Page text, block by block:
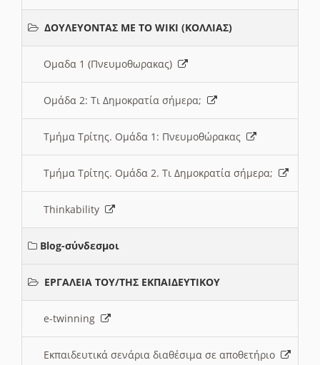
ΔΟΥΛΕΥΟΝΤΑΣ ΜΕ ΤΟ WIKI (ΚΟΛΛΙΑΣ)
Ομαδα 1 (Πνευμοθωρακας)
Ομάδα 2: Τι Δημοκρατία σήμερα;
Τμήμα Τρίτης. Ομάδα 1: Πνευμοθώρακας
Τμήμα Τρίτης. Ομάδα 2. Τι Δημοκρατία σήμερα;
Thinkability
Blog-σύνδεσμοι
ΕΡΓΑΛΕΙΑ ΤΟΥ/ΤΗΣ ΕΚΠΑΙΔΕΥΤΙΚΟΥ
e-twinning
Εκπαιδευτικά σενάρια διαθέσιμα σε αποθετήριο